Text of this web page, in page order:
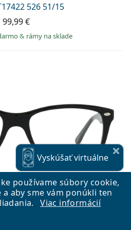
používame súbory cookie,
aby sme vám ponúkli ten
Viac informácií
526 51/15
99,99 €
& rámy na sklade
Vyskúšaťvirtuálne